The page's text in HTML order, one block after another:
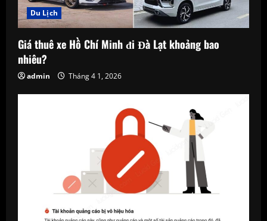
Du Lịch
Giá thuê xe Hồ Chí Minh đi Đà Lạt khoảng bao
nhiêu?
admin Tháng 4 1, 2026